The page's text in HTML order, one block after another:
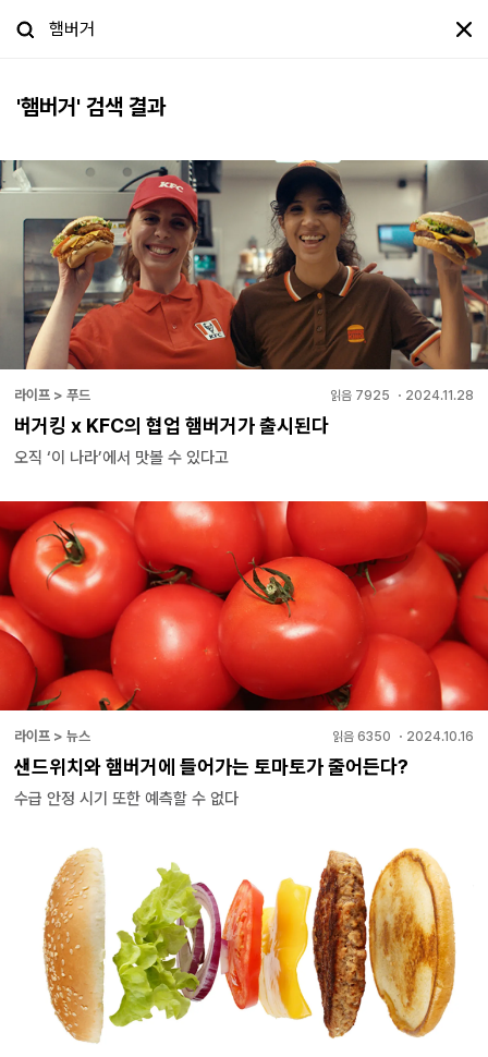
'햄버거' 검색 결과
라이프 > 푸드 읽음 7925 ・ 2024.11.28
버거킹 x KFC의 협업 햄버거가 출시된다
오직 ‘이 나라’에서 맛볼 수 있다고
라이프 > 뉴스 읽음 6350 ・ 2024.10.16
샌드위치와 햄버거에 들어가는 토마토가 줄어든다?
수급 안정 시기 또한 예측할 수 없다